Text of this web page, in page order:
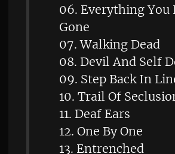
06. Everything You
Gone
07. Walking Dead
08. Devil And Self
09. Step Back In
10. Trail Of
11. Deaf Ears
12. One By One
13. Entrenched